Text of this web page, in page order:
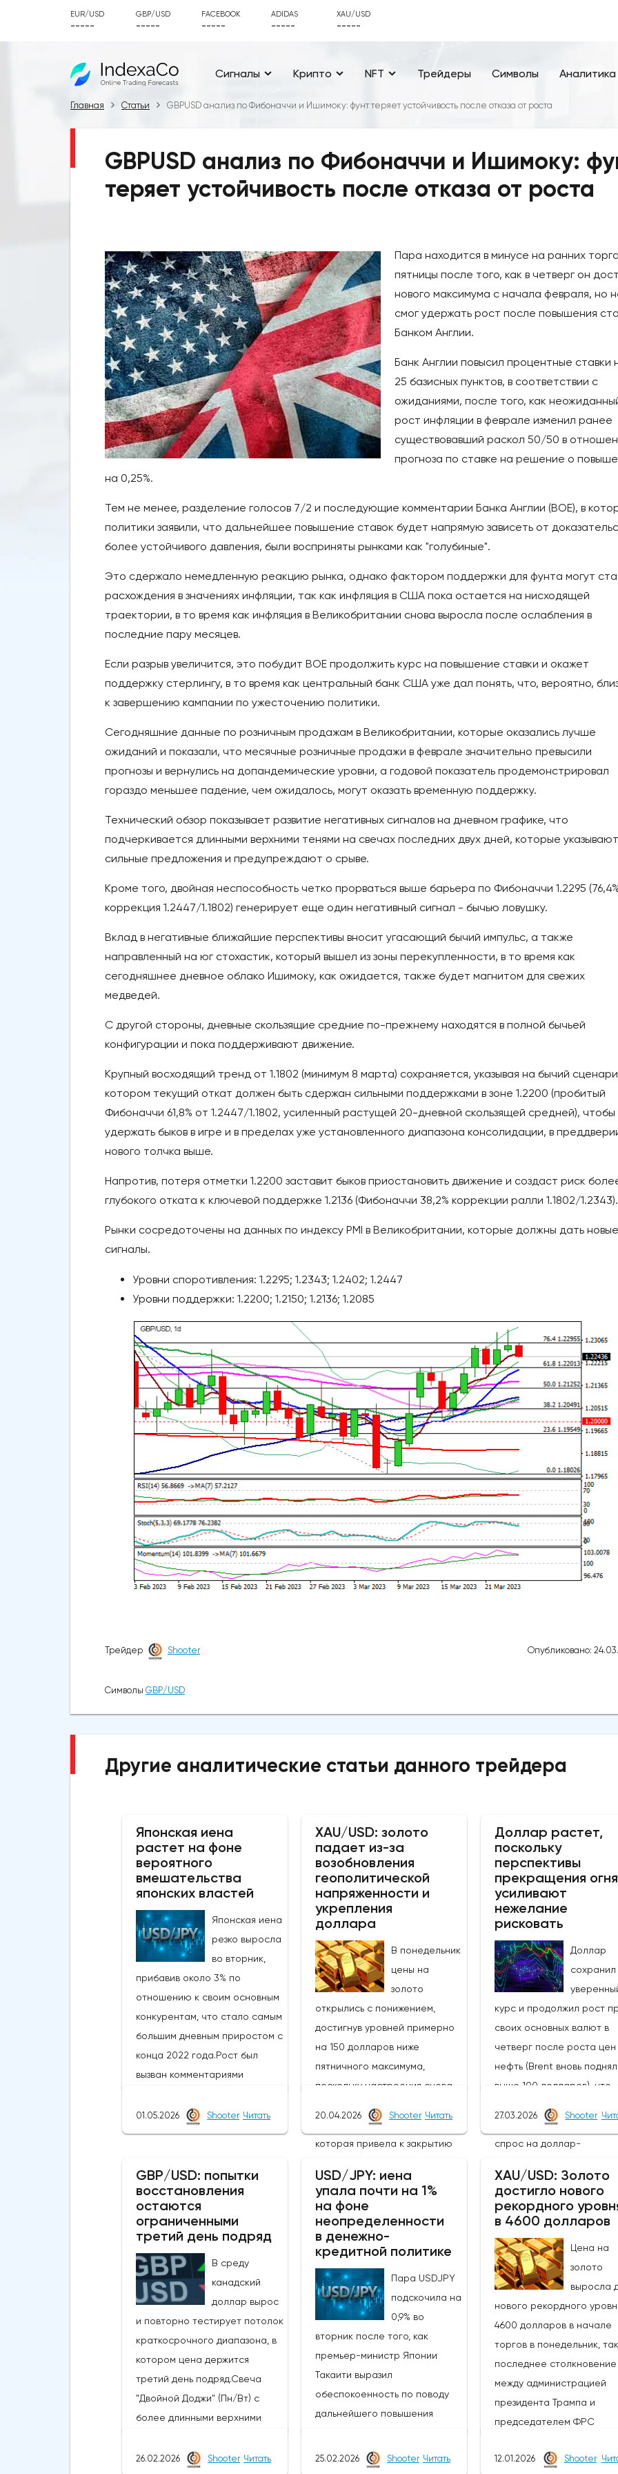
EUR/USD
-----
GBP/USD
-----
FACEBOOK
-----
ADIDAS
-----
XAU/USD
-----
Сигналы Крипто NFT Трейдеры Символы Аналитика
Главная Статьи GBPUSD анализ по Фибоначчи и Ишимоку: фунт теряет устойчивость после отказа от роста
GBPUSD анализ по Фибоначчи и Ишимоку:
теряет устойчивость после отказа от роста
Пара находится в минусе на ранних
пятницы после того, как в четверг он
нового максимума с начала февраля, но
смог удержать рост после повышения
Банком Англии.
Банк Англии повысил процентные ставки
25 базисных пунктов, в соответствии с
ожиданиями, после того, как
рост инфляции в феврале изменил ранее
существовавший раскол 50/50 в
прогноза по ставке на решение о
на 0,25%.
Тем не менее, разделение голосов 7/2 и последующие комментарии Банка Англии (BOE), в
политики заявили, что дальнейшее повышение ставок будет напрямую зависеть от
более устойчивого давления, были восприняты рынками как "голубиные".
Это сдержало немедленную реакцию рынка, однако фактором поддержки для фунта могут
расхождения в значениях инфляции, так как инфляция в США пока остается на нисходящей
траектории, в то время как инфляция в Великобритании снова выросла после ослабления в
последние пару месяцев.
Если разрыв увеличится, это побудит BOE продолжить курс на повышение ставки и окажет
поддержку стерлингу, в то время как центральный банк США уже дал понять, что, вероятно,
к завершению кампании по ужесточению политики.
Сегодняшние данные по розничным продажам в Великобритании, которые оказались лучше
ожиданий и показали, что месячные розничные продажи в феврале значительно превысили
прогнозы и вернулись на допандемические уровни, а годовой показатель продемонстрировал
гораздо меньшее падение, чем ожидалось, могут оказать временную поддержку.
Технический обзор показывает развитие негативных сигналов на дневном графике, что
подчеркивается длинными верхними тенями на свечах последних двух дней, которые
сильные предложения и предупреждают о срыве.
Кроме того, двойная неспособность четко прорваться выше барьера по Фибоначчи 1.2295 (76,4%
коррекция 1.2447/1.1802) генерирует еще один негативный сигнал - бычью ловушку.
Вклад в негативные ближайшие перспективы вносит угасающий бычий импульс, а также
направленный на юг стохастик, который вышел из зоны перекупленности, в то время как
сегодняшнее дневное облако Ишимоку, как ожидается, также будет магнитом для свежих
медведей.
С другой стороны, дневные скользящие средние по-прежнему находятся в полной бычьей
конфигурации и пока поддерживают движение.
Крупный восходящий тренд от 1.1802 (минимум 8 марта) сохраняется, указывая на бычий
котором текущий откат должен быть сдержан сильными поддержками в зоне 1.2200 (пробитый
Фибоначчи 61,8% от 1.2447/1.1802, усиленный растущей 20-дневной скользящей средней), чтобы
удержать быков в игре и в пределах уже установленного диапазона консолидации, в
нового толчка выше.
Напротив, потеря отметки 1.2200 заставит быков приостановить движение и создаст риск
глубокого отката к ключевой поддержке 1.2136 (Фибоначчи 38,2% коррекции ралли 1.1802/1.2343).
Рынки сосредоточены на данных по индексу PMI в Великобритании, которые должны дать новые
сигналы.
Уровни споротивления: 1.2295; 1.2343; 1.2402; 1.2447
Уровни поддержки: 1.2200; 1.2150; 1.2136; 1.2085
Трейдер Shooter Опубликовано:
Символы GBP/USD
Другие аналитические статьи данного трейдера
Японская иена
растет на фоне
вероятного
вмешательства
японских властей
Японская иена
резко выросла
во вторник,
прибавив около 3% по
отношению к своим основным
конкурентам, что стало самым
большим дневным приростом с
конца 2022 года.Рост был
вызван комментариями
который заявил, что
приближается время для
рынке, в то время как в
некоторых сообщениях со
ссылкой на правительство и
центральный банк говорилось,
провели интервенцию, чтобы
поддержать иену, которая
достигла самых низких
уровней с середины 2024
года, когда проводилась
последняя интервенция.
произошло.Сегодняшние
действия следуют недавнему
сообщению о готовности
пара USDJPY преодолеет
01.05.2026 Shooter Читать
XAU/USD: золото
падает из-за
возобновления
геополитической
напряженности и
укрепления
доллара
В понедельник
цены на
золото
открылись с понижением,
достигнув уровней примерно
на 150 долларов ниже
пятничного максимума,
поскольку настроения снова
эскалацией в выходные,
которая привела к закрытию
негативные события на местах
ослабили оптимизм и
возродили опасения по поводу
инфляции и других факторов,
связанных с военной
обстановкой, а также
повышением цен на доллар и
нефть.Техническая картина,
однако, существенно не
изменилась после пятничных и
сегодняшних колебаний,
поскольку цена по-прежнему
держится выше существенной
(пробитие Фибоначчи на 50%
20.04.2026 Shooter Читать
Доллар растет,
поскольку
перспективы
прекращения огня
усиливают
нежелание
рисковать
Доллар
сохранил
курс и продолжил рост
своих основных валют в
четверг после роста цен
нефть (Brent вновь
выше 100 долларов), что
неприятия риска и
спрос на доллар-
на прекращение огня
первоначальной
которая привела к
индекса доллара более
на 10% в понедельник,
быков и удержали индекс в
растущей линией
27.03.2026 Shooter
GBP/USD: попытки
восстановления
остаются
ограниченными
третий день подряд
В среду
канадский
доллар вырос
и повторно тестирует потолок
краткосрочного диапазона, в
котором цена держится
третий день подряд.Свеча
"Двойной Доджи" (Пн/Вт) с
более длинными верхними
нерешительность, поскольку
26.02.2026 Shooter Читать
USD/JPY: иена
упала почти на 1%
на фоне
неопределенности
в денежно-
кредитной политике
Пара USDJPY
подскочила на
0,9% во
вторник после того, как
премьер-министр Японии
Такаити выразил
обеспокоенность по поводу
дальнейшего повышения
Японии, что противоречит
ожиданиям рынка
25.02.2026 Shooter Читать
XAU/USD: Золото
достигло нового
рекордного
в 4600 долларов
Цена на
золото
выросла
нового рекордного
4600 долларов в начале
торгов в понедельник,
последнее столкновение
между администрацией
президента Трампа и
председателем ФРС
расследованием в
12.01.2026 Shooter